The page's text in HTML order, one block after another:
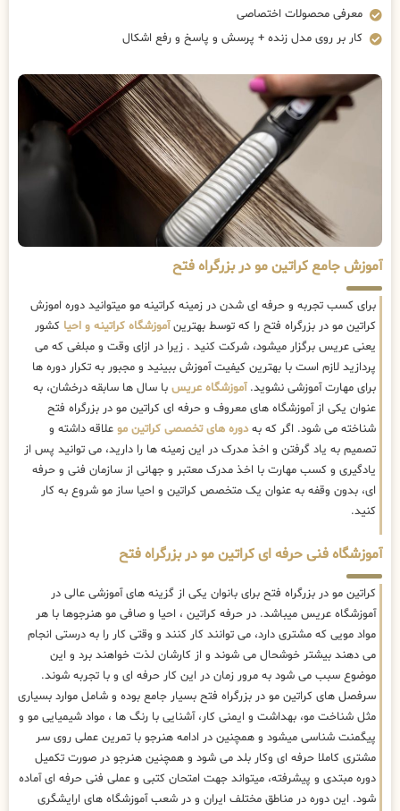
معرفی محصولات اختصاصی
کار بر روی مدل زنده + پرسش و پاسخ و رفع اشکال
آموزش جامع کراتین مو در بزرگراه فتح
برای کسب تجربه و حرفه ای شدن در زمینه کراتینه مو میتوانید دوره اموزش
کراتین مو در بزرگراه فتح را که توسط بهترینآموزشگاه کراتینه و احیا کشور
یعنی عریس برگزار میشود، شرکت کنید . زیرا در ازای وقت و مبلغی که می
پردازید لازم است با بهترین کیفیت آموزش ببینید و مجبور به تکرار دوره ها
برای مهارت آموزشی نشوید.آموزشگاه عریس با سال ها سابقه درخشان، به
عنوان یکی از آموزشگاه های معروف و حرفه ای کراتین مو در بزرگراه فتح
شناخته می شود. اگر که بهدوره های تخصصی کراتین مو علاقه داشته و
تصمیم به یاد گرفتن و اخذ مدرک در این زمینه ها را دارید، می توانید پس از
یادگیری و کسب مهارت با اخذ مدرک معتبر و جهانی از سازمان فنی و حرفه
ای، بدون وقفه به عنوان یک متخصص کراتین و احیا ساز مو شروع به کار
کنید.
آموزشگاه فنی حرفه ای کراتین مو در بزرگراه فتح
کراتین مو در بزرگراه فتح برای بانوان یکی از گزینه های آموزشی عالی در
آموزشگاه عریس میباشد. در حرفه کراتین ، احیا و صافی مو هنرجوها با هر
مواد مویی که مشتری دارد، می توانند کار کنند و وقتی کار را به درستی انجام
می دهند بیشتر خوشحال می شوند و از کارشان لذت خواهند برد و این
موضوع سبب می شود به مرور زمان در این کار حرفه ای و با تجربه شوند.
سرفصل های کراتین مو در بزرگراه فتح بسیار جامع بوده و شامل موارد بسیاری
مثل شناخت مو، بهداشت و ایمنی کار، آشنایی با رنگ ها ، مواد شیمیایی مو و
پیگمنت شناسی میشود و همچنین در ادامه هنرجو با تمرین عملی روی سر
مشتری کاملا حرفه ای وکار بلد می شود و همچنین هنرجو در صورت تکمیل
دوره مبتدی و پیشرفته، میتواند جهت امتحان کتبی و عملی فنی حرفه ای آماده
شود. این دوره در مناطق مختلف ایران و در شعب آموزشگاه های ارایشگری